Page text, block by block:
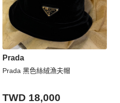
Prada
Prada 黑色絲絨漁夫帽
TWD 18,000